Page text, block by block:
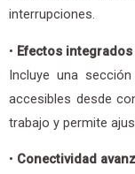
interrupciones.
• Efectos
Incluye una
accesibles desde
trabajo y permite
• Conectividad